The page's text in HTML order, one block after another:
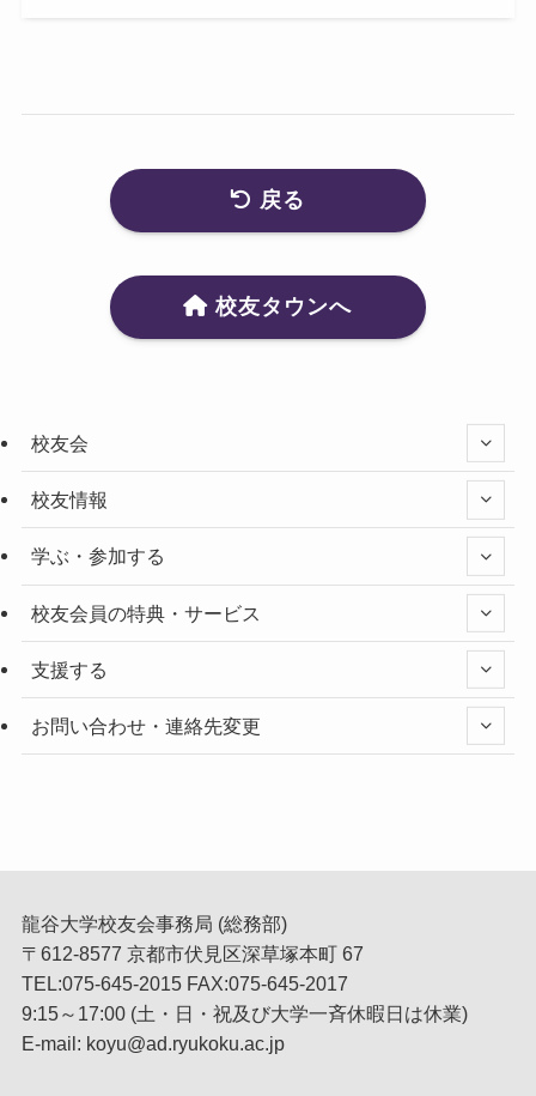
戻る
校友タウンへ
校友会
校友情報
学ぶ・参加する
校友会員の特典・サービス
支援する
お問い合わせ・連絡先変更
龍谷大学校友会事務局 (総務部)
〒612-8577 京都市伏見区深草塚本町 67
TEL:075-645-2015 FAX:075-645-2017
9:15～17:00 (土・日・祝及び大学一斉休暇日は休業)
E-mail: koyu@ad.ryukoku.ac.jp